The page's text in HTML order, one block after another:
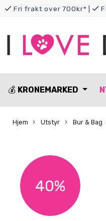
Fri frakt over 700kr* |
💰 KRONEMARKED
Hjem Utstyr Bur & Bag
40%